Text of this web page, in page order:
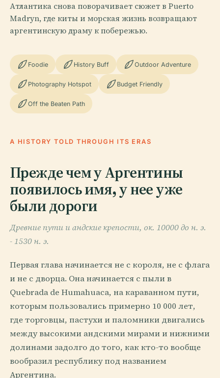
Атлантика снова поворачивает сюжет в Puerto
Madryn, где киты и морская жизнь возвращают
аргентинскую драму к побережью.
Foodie History Buff Outdoor Adventure
Photography Hotspot Budget Friendly
Off the Beaten Path
A HISTORY TOLD THROUGH ITS ERAS
Прежде чем у Аргентины
появилось имя, у нее уже
были дороги
Древние пути и андские крепости, ок. 10000 до н. э.
- 1530 н. э.
Первая глава начинается не с короля, не с флага
и не с дворца. Она начинается с пыли в
Quebrada de Humahuaca, на караванном пути,
которым пользовались примерно 10 000 лет,
где торговцы, пастухи и паломники двигались
между высокими андскими мирами и нижними
долинами задолго до того, как кто-то вообще
вообразил республику под названием
Аргентина.